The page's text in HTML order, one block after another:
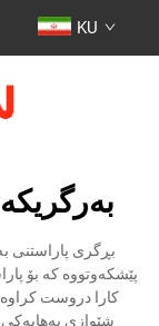
KU
بڕگری پاراستنی
پێشکەوتووە کە بۆ
کارا دروست
شێوازی